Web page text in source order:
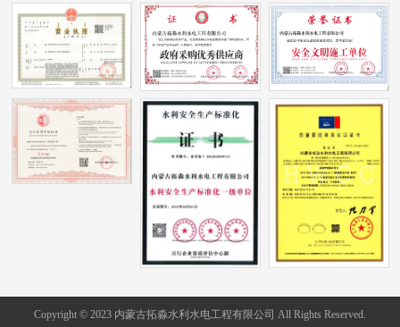
Copyright © 2023 内蒙古拓淼水利水电工程有限公司 All Rights Reserved.